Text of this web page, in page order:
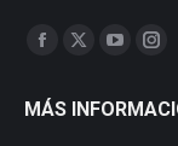
Find us on:
Facebook
opens
X
opens
YouTube
opens
MÁS